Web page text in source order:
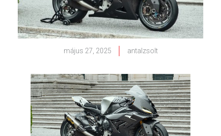
május 27, 2025 antalzsolt